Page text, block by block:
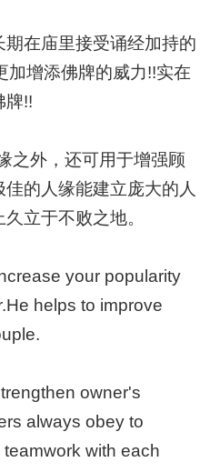
在庙里接受诵经加持的
加增添佛牌的威力!!实在
牌!!
之外，还可用于增强顾
佳的人缘能建立庞大的人
立于不败之地。
your popularity
helps to improve
owner's
always obey to
with each